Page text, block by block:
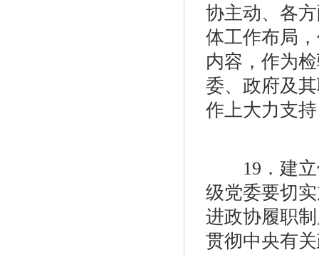
协主动、各
体工作布局
内容，作为
委、政府及
作上大力支
19．建立
级党委要切
进政协履职
贯彻中央有